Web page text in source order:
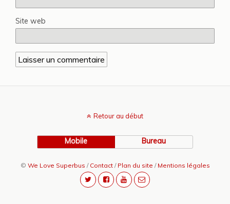
Site web
Retour au début
Mobile Bureau
© We Love Superbus / Contact/ Plan du site / Mentions légales